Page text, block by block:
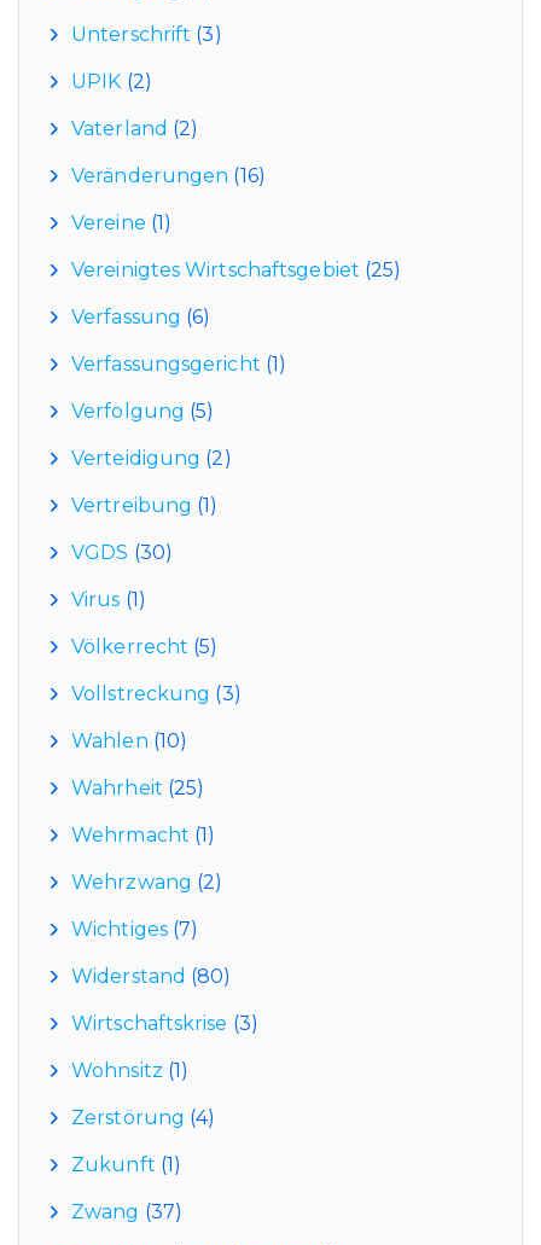
Unterschrift (3)
UPIK (2)
Vaterland (2)
Veränderungen (16)
Vereine (1)
Vereinigtes Wirtschaftsgebiet (25)
Verfassung (6)
Verfassungsgericht (1)
Verfolgung (5)
Verteidigung (2)
Vertreibung (1)
VGDS (30)
Virus (1)
Völkerrecht (5)
Vollstreckung (3)
Wahlen (10)
Wahrheit (25)
Wehrmacht (1)
Wehrzwang (2)
Wichtiges(7)
Widerstand (80)
Wirtschaftskrise (3)
Wohnsitz (1)
Zerstörung (4)
Zukunft (1)
Zwang (37)